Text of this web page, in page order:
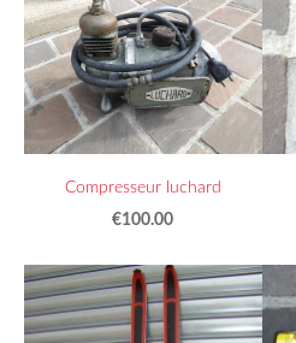
Compresseur luchard
€100.00